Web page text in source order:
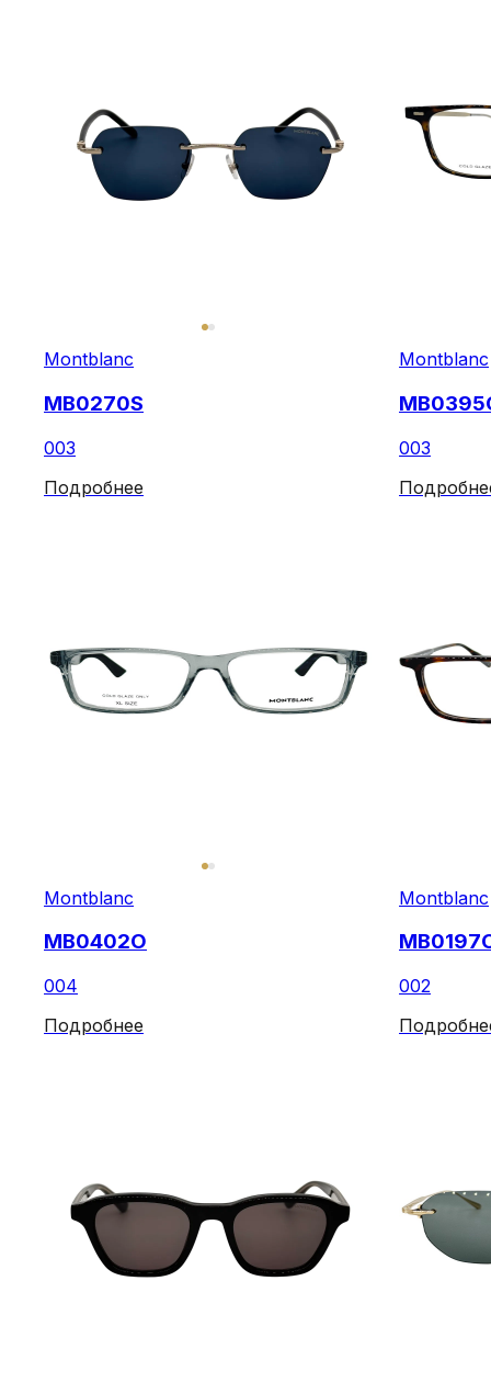
Montblanc
MB0270S
003
Подробнее
Montblanc
003
Montblanc
MB0402O
004
Подробнее
Montblanc
002